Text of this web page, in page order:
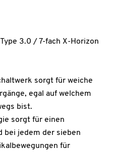
3.0 / 7-fach X-Horizon
sorgt für weiche
egal auf welchem
bist.
sorgt für einen
bei jedem der sieben
für